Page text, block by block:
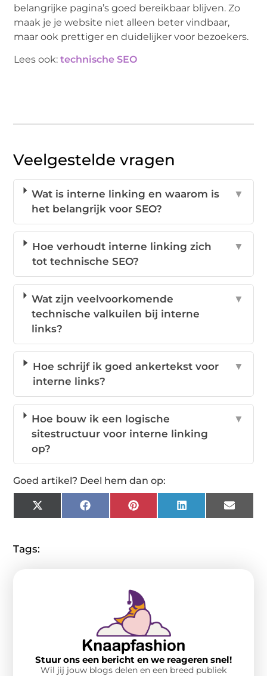
belangrijke pagina’s goed bereikbaar blijven. Zo
maak je je website niet alleen beter vindbaar,
maar ook prettiger en duidelijker voor bezoekers.
Lees ook:technische SEO
Veelgestelde vragen
Wat is interne linking en waarom is
het belangrijk voor SEO?
▼
Hoe verhoudt interne linking zich
tot technische SEO?
▼
Wat zijn veelvoorkomende
technische valkuilen bij interne
links?
▼
Hoe schrijf ik goed ankertekst voor
interne links?
▼
Hoe bouw ik een logische
sitestructuur voor interne linking
op?
▼
Goed artikel? Deel hem dan op:
X
(Twitter)
FacebookPinterestLinkedInEmail
Tags:
Stuur ons een bericht en we reageren snel!
Wil jij jouw blogs delen en een breed publiek